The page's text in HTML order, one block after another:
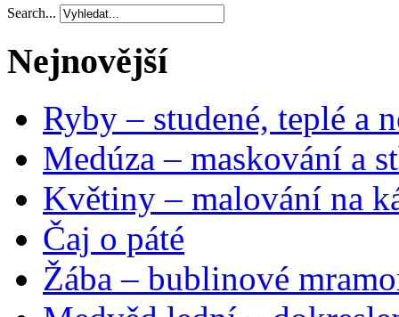
Search...
Nejnovější
Ryby – studené, teplé a
Medúza – maskování a
Květiny – malování na
Čaj o páté
Žába – bublinové